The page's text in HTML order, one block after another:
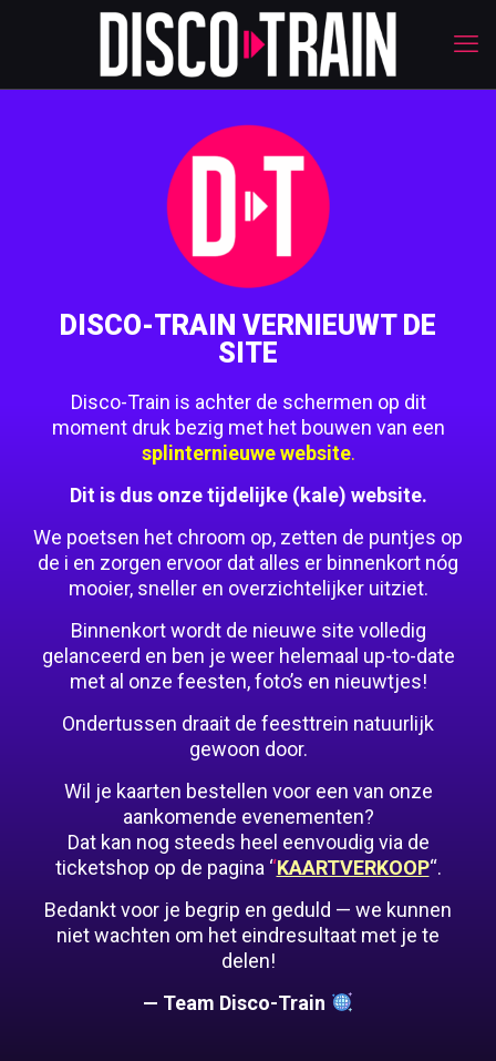
DISCO-TRAIN VERNIEUWT DE
SITE
Disco-Train is achter de schermen op dit
moment druk bezig met het bouwen van een
splinternieuwe website.
Dit is dus onze tijdelijke (kale) website.
We poetsen het chroom op, zetten de puntjes op
de i en zorgen ervoor dat alles er binnenkort nóg
mooier, sneller en overzichtelijker uitziet.
Binnenkort wordt de nieuwe site volledig
gelanceerd en ben je weer helemaal up-to-date
met al onze feesten, foto’s en nieuwtjes!
Ondertussen draait de feesttrein natuurlijk
gewoon door.
Wil je kaarten bestellen voor een van onze
aankomende evenementen?
Dat kan nog steeds heel eenvoudig via de
ticketshop op de pagina ‘‘KAARTVERKOOP“.
Bedankt voor je begrip en geduld — we kunnen
niet wachten om het eindresultaat met je te
delen!
— Team Disco-Train